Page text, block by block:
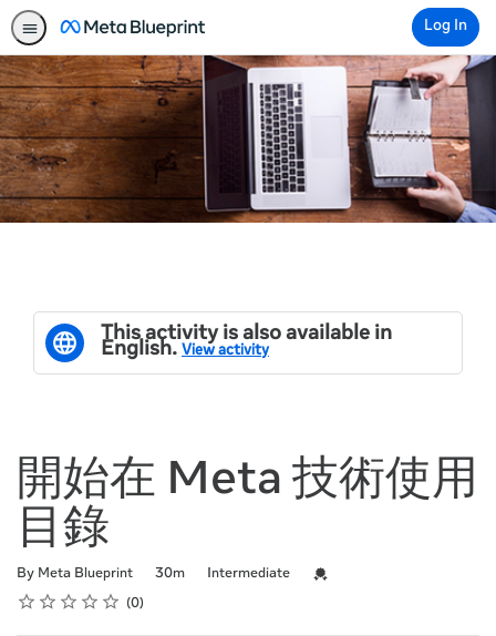
Log In
This activity is also available in
English. View activity
開始在 Meta 技術使用
目錄
By Meta Blueprint
Duration 30m
Difficulty Intermediate
Credential For Completion
Rating
1 star
2 stars
3 stars
4 stars
5 stars
Average rating: 0 0
No reviews